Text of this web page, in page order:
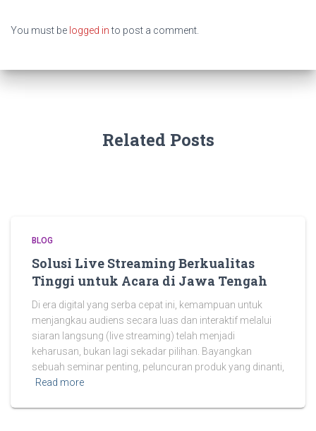
You must be logged into post a comment.
Related Posts
BLOG
Solusi Live Streaming Berkualitas
Tinggi untuk Acara di Jawa Tengah
Di era digital yang serba cepat ini, kemampuan untuk
menjangkau audiens secara luas dan interaktif melalui
siaran langsung (live streaming) telah menjadi
keharusan, bukan lagi sekadar pilihan. Bayangkan
sebuah seminar penting, peluncuran produk yang dinanti,
Read more